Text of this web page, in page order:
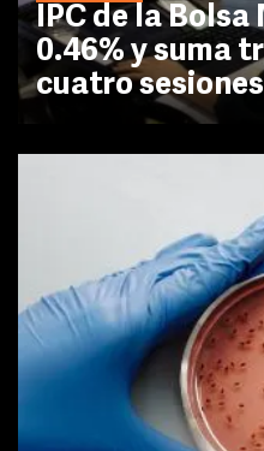
IPC de la Bolsa
0.46% y suma
cuatro sesiones